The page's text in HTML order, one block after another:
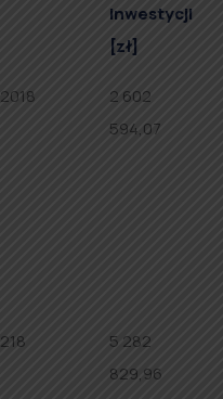
inwestycji
[zł]
2018
2 602
594,07
218
5 282
829,96